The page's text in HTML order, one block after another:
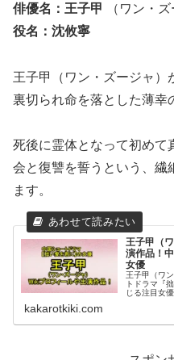
俳優名：王子甲
（ワン・ズ
役名：沈攸寧
王子甲（ワン・ズージャ）
裏切られ命を落とした薄幸
死後に霊体となって初めて
会と復讐を誓うという、繊
ます。
王子甲（
演作品！
女優
王子甲（ワ
トドラマ『
じる注目女
経歴や代表
kakarotkiki.com